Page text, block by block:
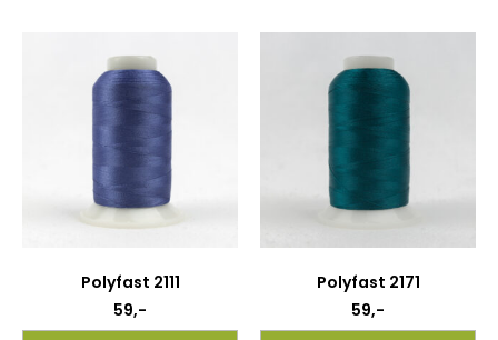
Polyfast 2111
59,-
Polyfast 2171
59,-